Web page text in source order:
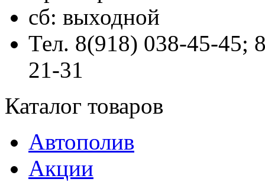
сб: выходной
Тел. 8(918) 038-45-45;
21-31
Каталог товаров
Автополив
Акции